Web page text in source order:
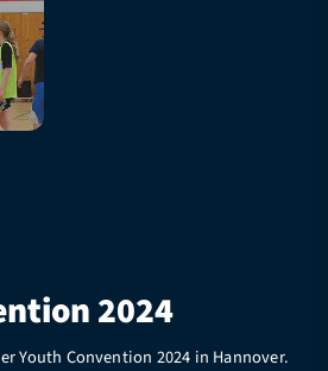
2024
Youth Convention 2024 in Hannover.